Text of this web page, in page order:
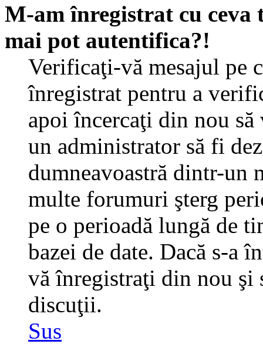
M-am înregistrat cu
mai pot autentifica?!
Verificaţi-vă mesajul pe
înregistrat pentru a
apoi încercaţi din nou
un administrator să fi
dumneavoastră dintr-un
multe forumuri şterg
pe o perioadă lungă de
bazei de date. Dacă s-a
vă înregistraţi din nou
discuţii.
Sus